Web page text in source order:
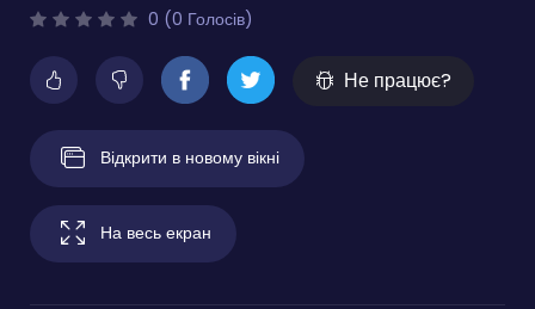
0 (0 Голосів)
Не працює?
Відкрити в новому вікні
На весь екран